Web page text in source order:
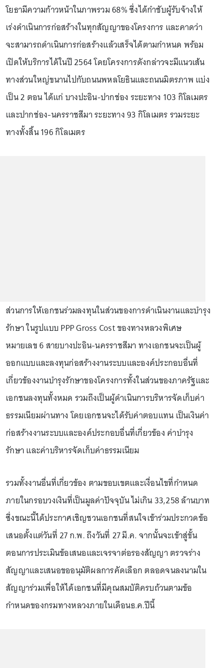
โยธามีความก้าวหน้าในภาพรวม 68% ซึ่งได้กำชับผู้รับจ้างให้
เร่งดำเนินการก่อสร้างในทุกสัญญาของโครงการ และคาดว่า
จะสามารถดำเนินการก่อสร้างแล้วเสร็จได้ตามกำหนด พร้อม
เปิดให้บริการได้ในปี 2564 โดยโครงการดังกล่าวจะมีแนวเส้น
ทางส่วนใหญ่ขนานไปกับถนนพหลโยธินและถนนมิตรภาพ แบ่ง
เป็น 2 ตอน ได้แก่ บางปะอิน-ปากช่อง ระยะทาง 103 กิโลเมตร
และปากช่อง-นครราชสีมา ระยะทาง 93 กิโลเมตร รวมระยะ
ทางทั้งสิ้น 196 กิโลเมตร
ส่วนการให้เอกชนร่วมลงทุนในส่วนของการดำเนินงานและบำรุง
รักษา ในรูปแบบ PPP Gross Cost ของทางหลวงพิเศษ
หมายเลข 6 สายบางปะอิน-นครราชสีมา ทางเอกชนจะเป็นผู้
ออกแบบและลงทุนก่อสร้างงานระบบและองค์ประกอบอื่นที่
เกี่ยวข้องงานบำรุงรักษาของโครงการทั้งในส่วนของภาครัฐและ
เอกชนลงทุนทั้งหมด รวมถึงเป็นผู้ดำเนินการบริหารจัดเก็บค่า
ธรรมเนียมผ่านทาง โดยเอกชนจะได้รับค่าตอบแทน เป็นเงินค่า
ก่อสร้างงานระบบและองค์ประกอบอื่นที่เกี่ยวข้อง ค่าบำรุง
รักษา และค่าบริหารจัดเก็บค่าธรรมเนียม
รวมทั้งงานอื่นที่เกี่ยวข้อง ตามขอบเขตและเงื่อนไขที่กำหนด
ภายในกรอบวงเงินที่เป็นมูลค่าปัจจุบัน ไม่เกิน 33,258 ล้านบาท
ซึ่งขณะนี้ได้ประกาศเชิญชวนเอกชนที่สนใจเข้าร่วมประกวดข้อ
เสนอตั้งแต่วันที่ 27 ก.พ. ถึงวันที่ 27 มี.ค. จากนั้นจะเข้าสู่ขั้น
ตอนการประเมินข้อเสนอและเจรจาต่อรองสัญญา ตรวจร่าง
สัญญาและเสนอขออนุมัติผลการคัดเลือก ตลอดจนลงนามใน
สัญญาร่วมเพื่อให้ได้เอกชนที่มีคุณสมบัติครบถ้วนตามข้อ
กำหนดของกรมทางหลวงภายในเดือนธ.ค.ปีนี้